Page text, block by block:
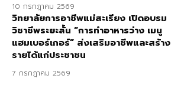
10 กรกฎาคม 2569
วิทยาลัยการอาชีพแม่สะเรียง เปิดอบรม
วิชาชีพระยะสั้น “การทำอาหารว่าง เมนู
แฮมเบอร์เกอร์” ส่งเสริมอาชีพและสร้าง
รายได้แก่ประชาชน
7 กรกฎาคม 2569